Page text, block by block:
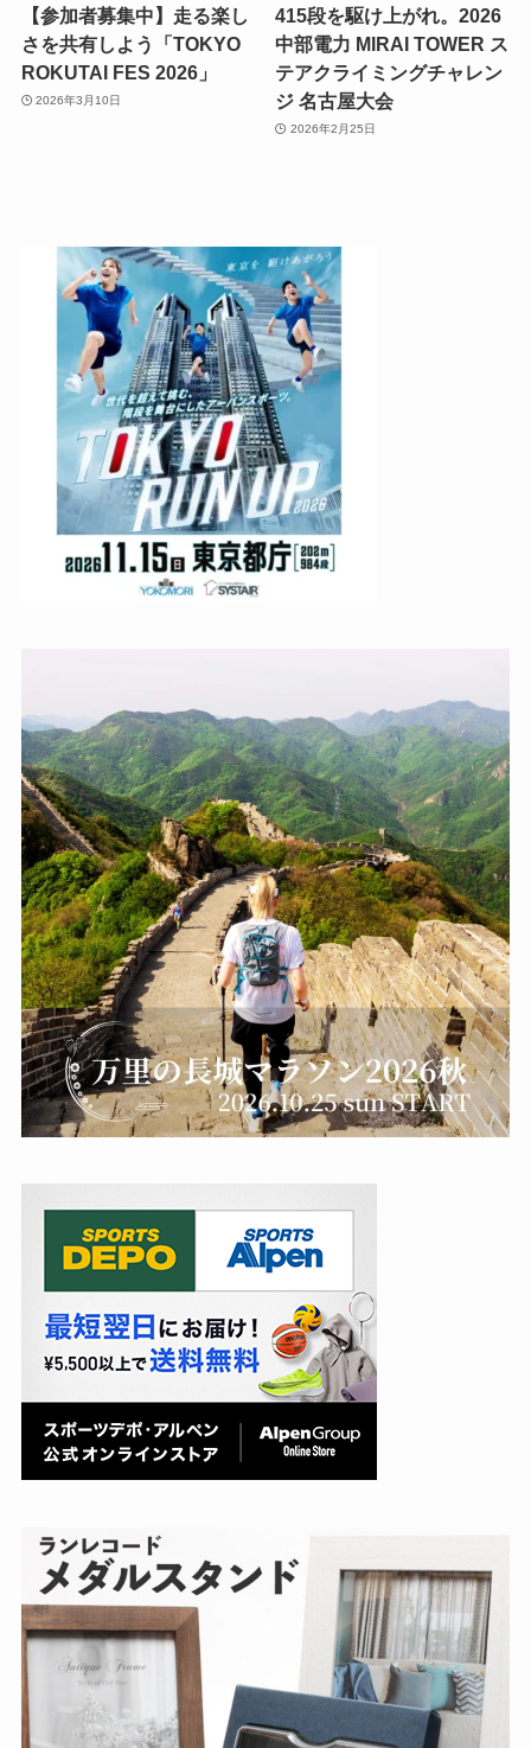
【参加者募集中】走る楽し
さを共有しよう「TOKYO
ROKUTAI FES 2026」
2026年3月10日
415段を駆け上がれ。2026
中部電力 MIRAI TOWER ス
テアクライミングチャレン
ジ 名古屋大会
2026年2月25日